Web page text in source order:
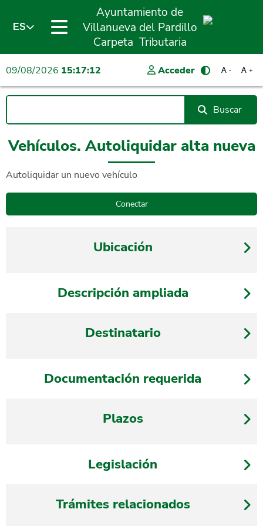
ES
Ayuntamiento de
Villanueva del Pardillo
Carpeta Tributaria
09/08/2026 15:17:12 Acceder A +
A -
Buscar
Vehículos. Autoliquidar alta nueva
Autoliquidar un nuevo vehículo
Ubicación
Descripción ampliada
Destinatario
Documentación requerida
Plazos
Legislación
Trámites relacionados